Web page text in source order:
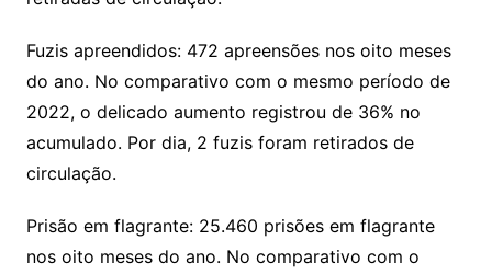
Fuzis apreendidos: 472 apreensões nos oito meses
do ano. No comparativo com o mesmo período de
2022, o delicado aumento registrou de 36% no
acumulado. Por dia, 2 fuzis foram retirados de
circulação.
Prisão em flagrante: 25.460 prisões em flagrante
nos oito meses do ano. No comparativo com o